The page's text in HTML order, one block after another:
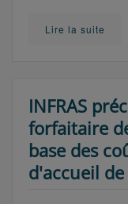
Lire la suite
INFRAS
forfaitaire
base des
d'accueil